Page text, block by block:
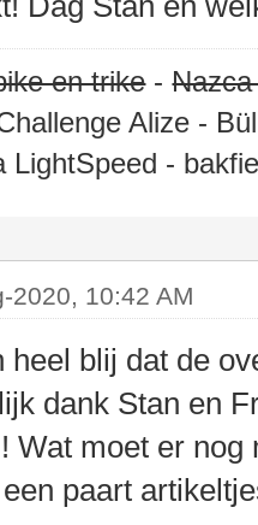
en trike-
Alize -
LightSpeed -
2020, 10:42 AM
heel blij dat de
dank Stan en
Wat moet er nog
paart